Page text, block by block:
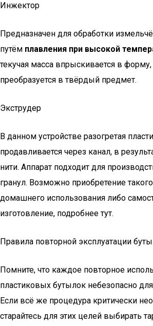
Инжектор
Предназначен для обработки
путём плавления при высокой
текучая масса впрыскивается в
преобразуется в твёрдый предмет.
Экструдер
В данном устройстве разогретая
продавливается через канал, в
нити. Аппарат подходит для
гранул. Возможно приобретение
домашнего использования либо
изготовление, подробнее тут.
Правила повторной эксплуатации
Помните, что каждое повторное
пластиковых бутылок небезопасно
Если всё же процедура критически
старайтесь для этих целей выбирать